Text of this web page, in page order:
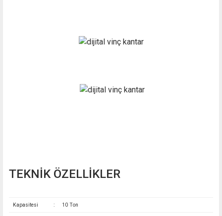
TEKNİK ÖZELLİKLER
Kapasitesi : 10 Ton